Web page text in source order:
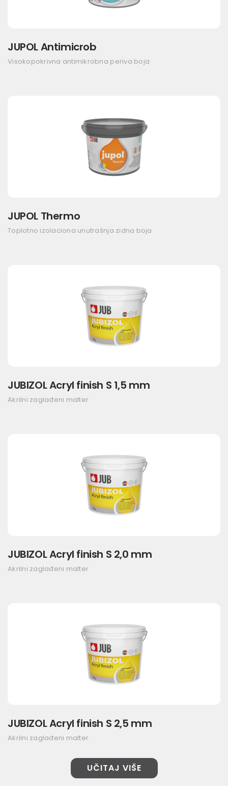
JUPOL Antimicrob
Visokopokrivna antimikrobna periva boja
JUPOL Thermo
Toplotno izolaciona unutrašnja zidna boja
JUBIZOL Acryl finish S 1,5 mm
Akrilni zaglađeni malter
JUBIZOL Acryl finish S 2,0 mm
Akrilni zaglađeni malter
JUBIZOL Acryl finish S 2,5 mm
Akrilni zaglađeni malter
UČITAJ VIŠE